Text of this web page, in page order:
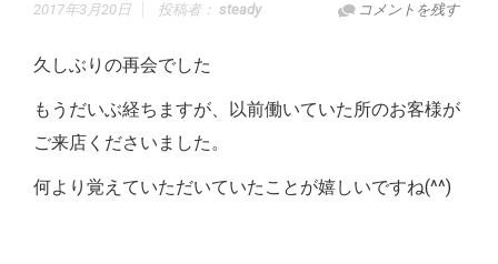
2017年3月20日 コメントを残す
投稿者： steady
久しぶりの再会でした
もうだいぶ経ちますが、以前働いていた所のお客様が
ご来店くださいました。
何より覚えていただいていたことが嬉しいですね(^^)